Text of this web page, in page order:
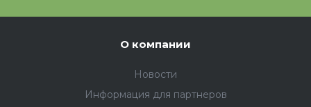
О компании
Новости
Информация для партнеров